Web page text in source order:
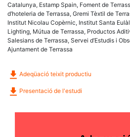
Catalunya, Estamp Spain, Foment de
d’hoteleria de Terrassa, Gremi Tèxtil de
Institut Nicolau Copèrnic, Institut Santa
Lighting, Mútua de Terrassa, Productos
Salesians de Terrassa, Servei d’Estudis i
Ajuntament de Terrassa
Adeqüació teixit productiu
Presentació de l'estudi